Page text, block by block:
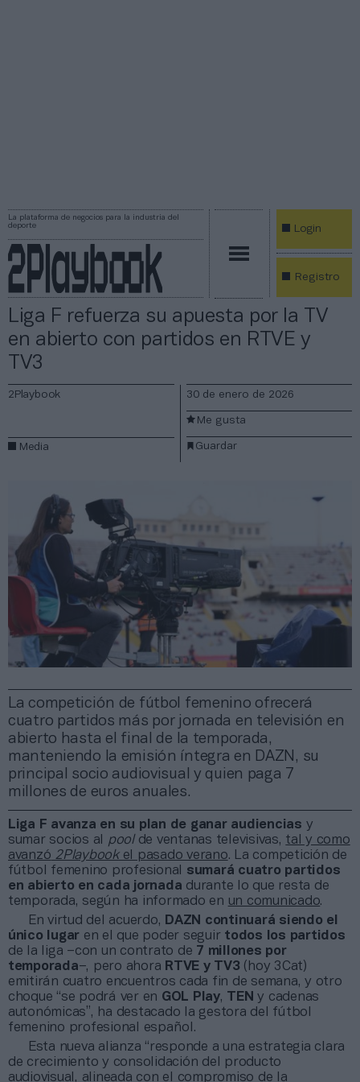
La plataforma de negocios para la industria del
deporte
Login
Registro
Liga F refuerza su apuesta por la TV
en abierto con partidos en RTVE y
TV3
La competición de fútbol femenino ofrecerá
cuatro partidos más por jornada en televisión en
abierto hasta el final de la temporada,
manteniendo la emisión íntegra en DAZN, su
principal socio audiovisual y quien paga 7
millones de euros anuales.
2Playbook
Media
30 de enero de 2026
Guardar
Me gusta
Liga F avanza en su plan de ganar audiencias y
sumar socios al
poolde ventanas televisivas, tal y como
avanzó 2Playbookel pasado verano. La competición de
fútbol femenino profesional sumará cuatro partidos
en abierto en cada jornada durante lo que resta de
temporada, según ha informado en un comunicado.
En virtud del acuerdo, DAZN continuará siendo el
único lugar en el que poder seguir todos los partidos
de la liga –con un contrato de 7 millones por
temporada–, pero ahora RTVE y TV3 (hoy 3Cat)
emitirán cuatro encuentros cada fin de semana, y otro
choque “se podrá ver en GOL Play, TEN y cadenas
autonómicas”, ha destacado la gestora del fútbol
femenino profesional español.
Esta nueva alianza “responde a una estrategia clara
de crecimiento y consolidación del producto
audiovisual, alineada con el compromiso de la